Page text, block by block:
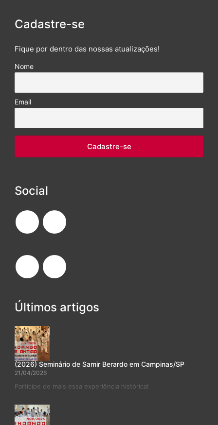
Cadastre-se
Fique por dentro das nossas atualizações!
Nome
Email
Social
Últimos artigos
(2026) Seminário de Samir Berardo em Campinas/SP
21/04/2026
Participe de mais essa experiência histórica!